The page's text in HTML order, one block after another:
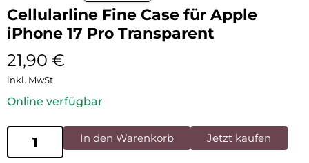
Cellularline Fine Case für Apple
iPhone 17 Pro Transparent
21,90 €
inkl. MwSt.
Online verfügbar
In den Warenkorb Jetzt kaufen